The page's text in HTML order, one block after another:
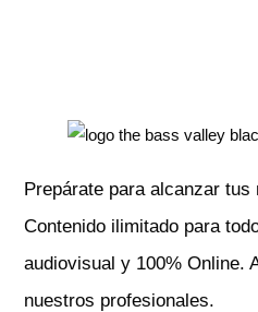
Prepárate para alcanzar
Contenido ilimitado para
audiovisual y 100% Online.
nuestros profesionales.